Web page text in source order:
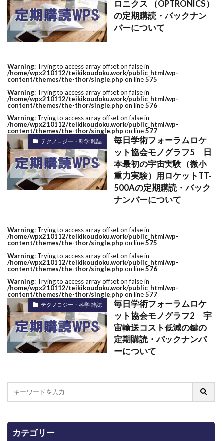
ロニクス （OPTRONICS）
の定期購読・バックナン
バーについて
Warning: Trying to access array offset on false in
/home/wpx210112/teikikoudoku.work/public_html/wp-
content/themes/the-thor/single.php on line575
Warning: Trying to access array offset on false in
/home/wpx210112/teikikoudoku.work/public_html/wp-
content/themes/the-thor/single.php on line576
Warning: Trying to access array offset on false in
/home/wpx210112/teikikoudoku.work/public_html/wp-
content/themes/the-thor/single.php on line577
テクノロジー・科学 雑誌
毎日学術フォーラムロケ
ット協会モノグラフ5 日
本最初の宇宙実験（微小
重力実験）用ロケットTT-
500Aの定期購読・バック
ナンバーについて
Warning: Trying to access array offset on false in
/home/wpx210112/teikikoudoku.work/public_html/wp-
content/themes/the-thor/single.php on line575
Warning: Trying to access array offset on false in
/home/wpx210112/teikikoudoku.work/public_html/wp-
content/themes/the-thor/single.php on line576
Warning: Trying to access array offset on false in
/home/wpx210112/teikikoudoku.work/public_html/wp-
content/themes/the-thor/single.php on line577
テクノロジー・科学 雑誌
毎日学術フォーラムロケ
ット協会モノグラフ2 宇
宙輸送コスト低減の鍵の
定期購読・バックナンバ
ーについて
カテゴリー